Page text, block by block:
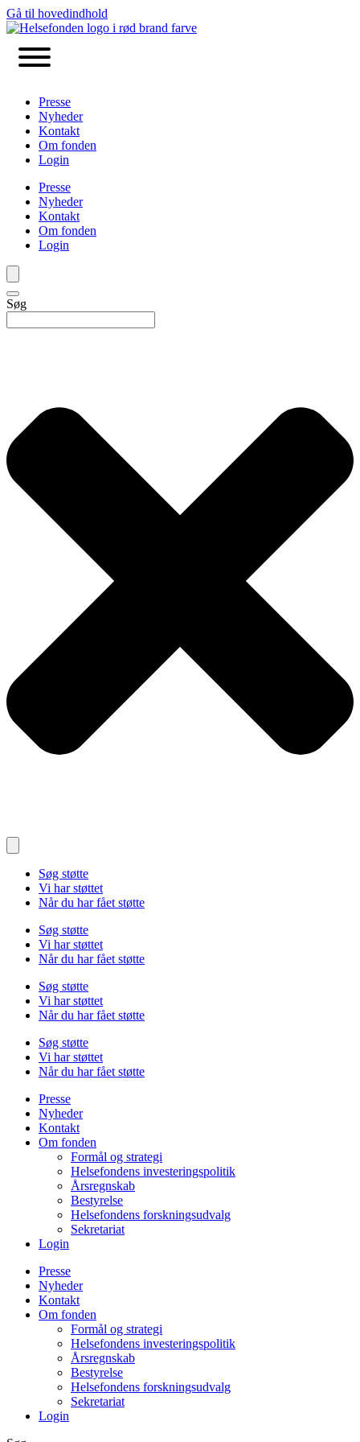
Gå til hovedindhold
Presse
Nyheder
Kontakt
Om fonden
Login
Presse
Nyheder
Kontakt
Om fonden
Login
Søg
Søg støtte
Vi har støttet
Når du har fået støtte
Søg støtte
Vi har støttet
Når du har fået støtte
Søg støtte
Vi har støttet
Når du har fået støtte
Søg støtte
Vi har støttet
Når du har fået støtte
Presse
Nyheder
Kontakt
Om fonden
Formål og strategi
Helsefondens investeringspolitik
Årsregnskab
Bestyrelse
Helsefondens forskningsudvalg
Sekretariat
Login
Presse
Nyheder
Kontakt
Om fonden
Formål og strategi
Helsefondens investeringspolitik
Årsregnskab
Bestyrelse
Helsefondens forskningsudvalg
Sekretariat
Login